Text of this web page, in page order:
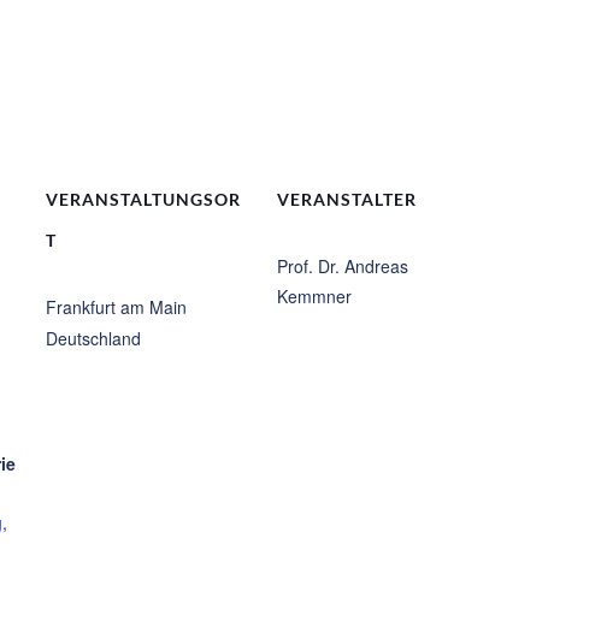
,
VERANSTALTUNGSOR
T
Frankfurt am Main
Deutschland
VERANSTALTER
Prof. Dr. Andreas
Kemmner